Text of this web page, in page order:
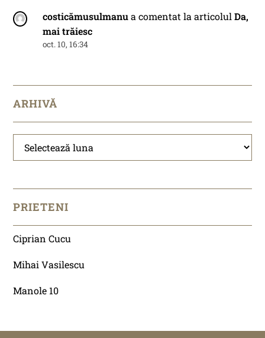
costicămusulmanua comentat la articolulDa,
mai trăiesc
oct. 10, 16:34
ARHIVĂ
Arhivă
PRIETENI
Ciprian Cucu
Mihai Vasilescu
Manole 10